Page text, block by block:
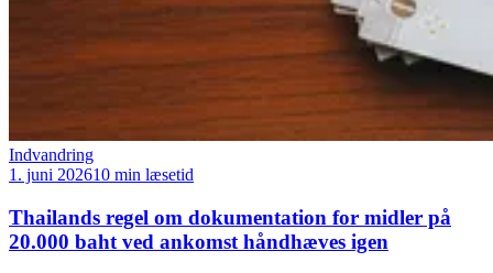
Indvandring
1. juni 202610 min læsetid
Thailands regel om dokumentation for midler på
20.000 baht ved ankomst håndhæves igen